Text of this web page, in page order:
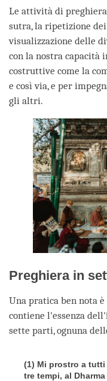
Le attività di
sutra, la ripetizione
visualizzazione delle
con la nostra capacità
costruttive come la
e così via, e per
gli altri.
Preghiera in
Una pratica ben nota
contiene l'essenza
sette parti, ognuna
(1) Mi prostro a
tre tempi, al